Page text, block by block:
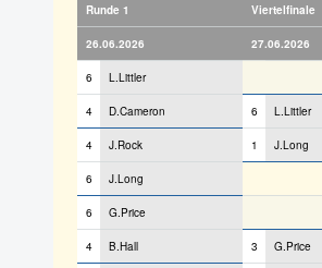
Runde 1 Viertelfinale
26.06.2026 27.06.2026
6 L.Littler
4 D.Cameron 6 L.Littler
4 J.Rock 1 J.Long
6 J.Long
6 G.Price
4 B.Hall 3 G.Price